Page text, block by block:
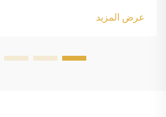
font-size: 20px !important; font-
w...
عرض المزيد